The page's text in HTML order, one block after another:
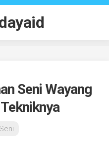
Seni Wayang
Seni